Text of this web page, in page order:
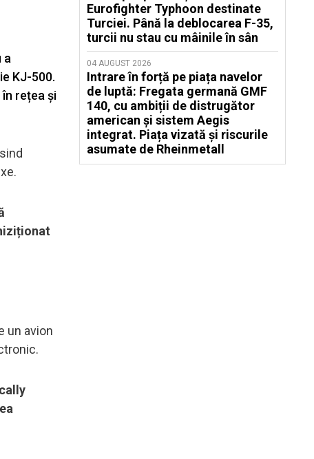
a
KJ-500.
rețea și
un avion
Eurofighter Typhoon destinate
Turciei. Până la deblocarea F-35,
turcii nu stau cu mâinile în sân
04 AUGUST 2026
Intrare în forță pe piața navelor
de luptă: Fregata germană GMF
140, cu ambiții de distrugător
american și sistem Aegis
integrat. Piața vizată și riscurile
asumate de Rheinmetall